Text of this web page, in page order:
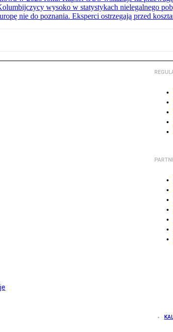
wysoko w statystykach nielegalnego
nie do poznania. Eksperci ostrzegają przed